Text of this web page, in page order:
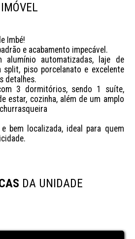
Imbé!
e acabamento impecável.
alumínio automatizadas, laje de
split, piso porcelanato e excelente
detalhes.
3 dormitórios, sendo 1 suíte,
estar, cozinha, além de um amplo
bem localizada, ideal para quem
DA UNIDADE